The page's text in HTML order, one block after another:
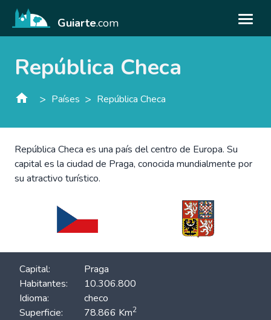
Guiarte.com
República Checa
> Países > República Checa
República Checa es una país del centro de Europa. Su
capital es la ciudad de Praga, conocida mundialmente por
su atractivo turístico.
Capital:
Praga
Habitantes:
10.306.800
Idioma:
checo
Superficie:
78.866 Km2